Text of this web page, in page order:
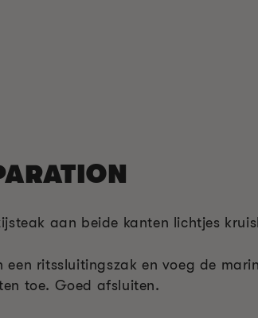
aan beide kanten lichtjes
een ritssluitingszak en voeg de
toe. Goed afsluiten.